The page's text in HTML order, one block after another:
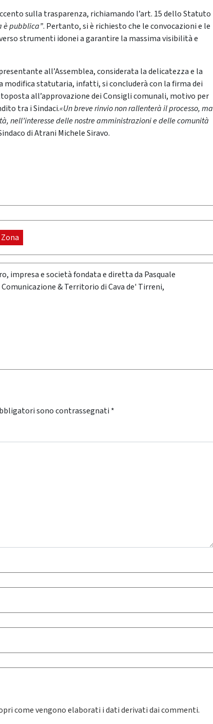
sulla trasparenza, richiamando l’art. 15 dello Statuto
è pubblica”. Pertanto, si è richiesto che le convocazioni e le
strumenti idonei a garantire la massima visibilità e
all’Assemblea, considerata la delicatezza e la
statutaria, infatti, si concluderà con la firma dei
all’approvazione dei Consigli comunali, motivo per
tra i Sindaci.«Un breve rinvio non rallenterà il processo, ma
nell’interesse delle nostre amministrazioni e delle comunità
di Atrani Michele Siravo.
impresa e società fondata e diretta da Pasquale
& Territorio di Cava de' Tirreni,
sono contrassegnati *
come vengono elaborati i dati derivati dai commenti.